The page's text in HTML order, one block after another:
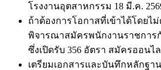
โรงงานอุตสาหกรรม 18 มี.ค.
ถ้าต้องการโอกาสที่เข้าได้โดยไ
พิจารณาสมัครพนักงานราชการ
ซึ่งเปิดรับ 356 อัตรา สมัครออนไ
เตรียมเอกสารและบันทึกหลักฐา